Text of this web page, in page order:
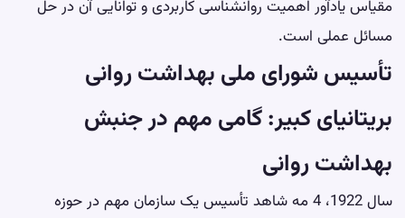
مقیاس یادآور اهمیت روانشناسی کاربردی و توانایی آن در حل
مسائل عملی است.
تأسیس شورای ملی بهداشت روانی
بریتانیای کبیر: گامی مهم در جنبش
بهداشت روانی
سال 1922، 4 مه شاهد تأسیس یک سازمان مهم در حوزه